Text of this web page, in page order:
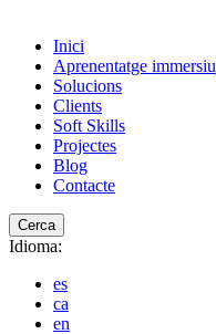
Inici
Aprenentatge immersiu
Solucions
Clients
Soft Skills
Projectes
Blog
Contacte
Cerca
Idioma:
es
ca
en